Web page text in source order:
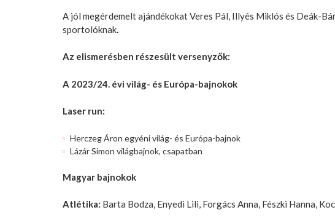
A jól megérdemelt ajándékokat Veres Pál, Illyés Miklós és Deák-
sportolóknak.
Az elismerésben részesült versenyzők:
A 2023/24. évi világ- és Európa-bajnokok
Laser run:
Herczeg Áron egyéni világ- és Európa-bajnok
Lázár Simon világbajnok, csapatban
Magyar bajnokok
Atlétika: Barta Bodza, Enyedi Lili, Forgács Anna, Fészki Hanna,